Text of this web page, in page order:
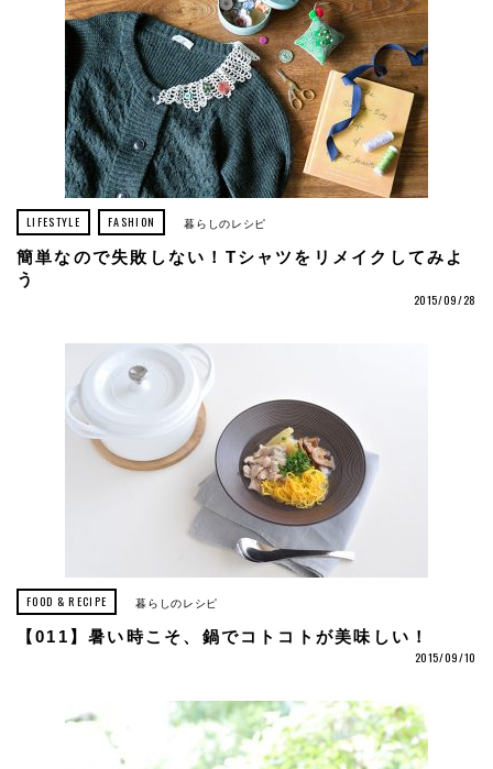
LIFESTYLE FASHION 暮らしのレシピ
簡単なので失敗しない！Tシャツをリメイクしてみよ
う
2015/09/28
FOOD & RECIPE 暮らしのレシピ
【011】暑い時こそ、鍋でコトコトが美味しい！
2015/09/10